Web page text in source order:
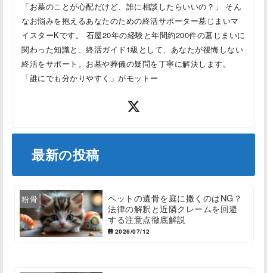
「お墓のことが心配だけど、誰に相談したらいいの？」 そん
なお悩みを抱えるあなたのための終活サポーター墓じまいマ
イスターKです。 石屋20年の経験と年間約200件の墓じまいに
関わった知識と、終活ガイド1級として、あなたが後悔しない
終活をサポート。お墓や葬儀の疑問を丁寧に解決します。
「誰にでも分かりやすく」がモットー
最新の投稿
粉骨
ペットの遺骨を庭に撒くのはNG？
法律の解釈と近隣クレームを回避
する注意点徹底解説
2026/07/12